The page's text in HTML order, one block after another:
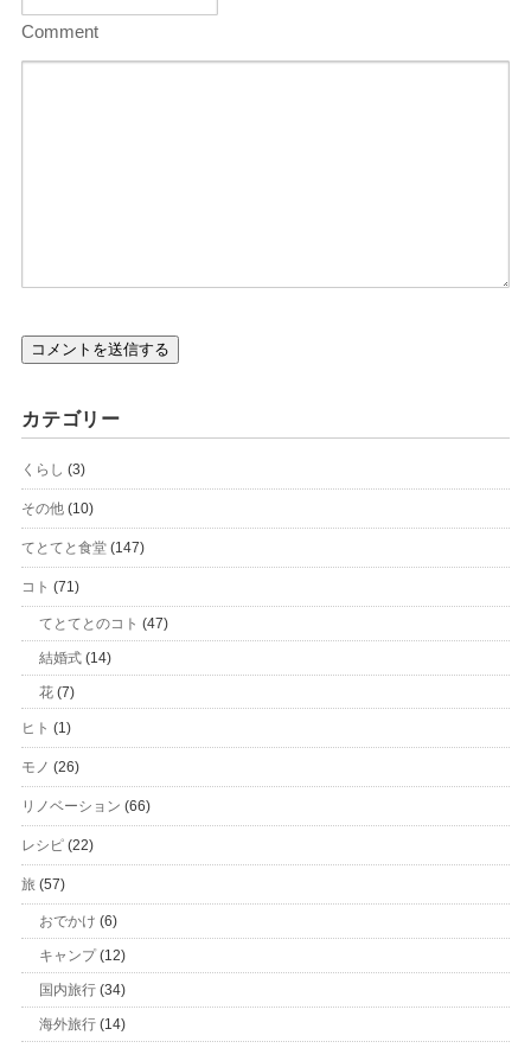
Comment
カテゴリー
くらし (3)
その他(10)
てとてと食堂(147)
コト (71)
てとてとのコト (47)
結婚式(14)
花(7)
ヒト (1)
モノ (26)
リノベーション (66)
レシピ(22)
旅 (57)
おでかけ (6)
キャンプ(12)
国内旅行(34)
海外旅行(14)